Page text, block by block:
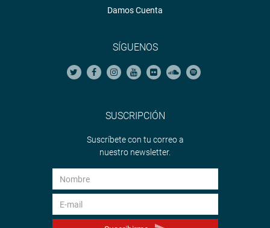
Damos Cuenta
SÍGUENOS
SUSCRIPCIÓN
Suscríbete con tu correo a
nuestro newsletter.